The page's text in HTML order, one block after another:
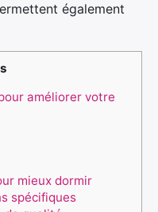
également
améliorer votre
mieux dormir
spécifiques